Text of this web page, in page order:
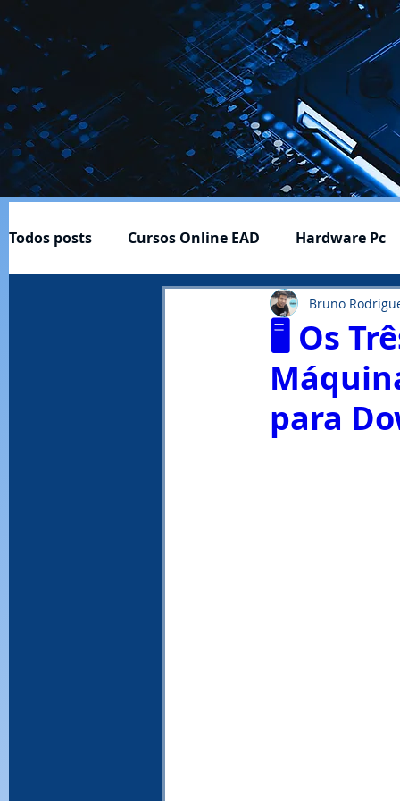
Todos posts Cursos Online EAD Hardware Pc
Ferramentas
Produtos Notícias
🖥️ Os
para
Bruno